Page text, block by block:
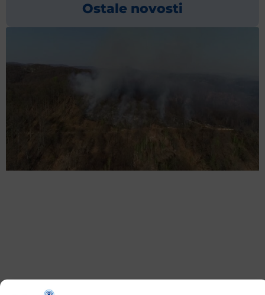
Ostale novosti